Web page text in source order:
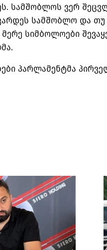
სამშობლოს ვერ
სამშობლო და
სიმბოლოები
პარლამენტმა